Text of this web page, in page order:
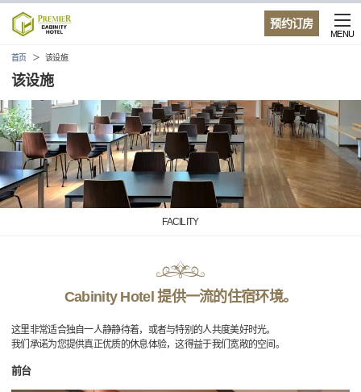
预约订房
MENU
首页 该设施
该设施
FACILITY
Cabinity Hotel 提供一流的住宿环境。
这里非常适合独自一人静静待着，或者与特别的人共度美好时光。
我们承诺为您提供真正优质的休息体验，这得益于我们宽敞的空间。
前台